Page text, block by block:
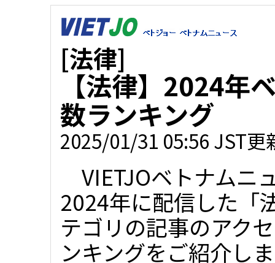
[法律]
【法律】2024年
数ランキング
2025/01/31 05:56 JST更
VIETJOベトナムニ
2024年に配信した「
テゴリの記事のアク
ンキングをご紹介し